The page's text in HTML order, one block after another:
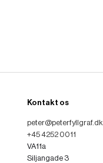
Kontakt os
peter@peterfyllgraf.dk
+45 4252 0011
VA11a
Siljangade 3